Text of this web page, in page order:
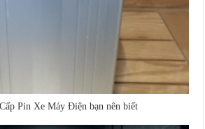
Pin Xe Máy Điện bạn nên biết